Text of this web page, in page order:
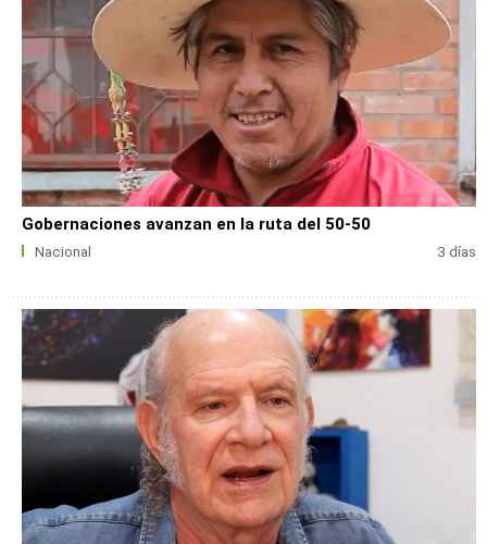
Gobernaciones avanzan en la ruta del 50-50
Nacional 3 días